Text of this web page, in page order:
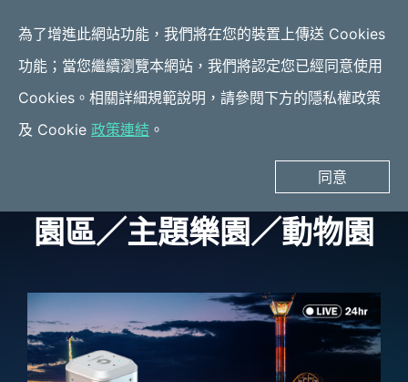
為了增進此網站功能，我們將在您的裝置上傳送 Cookies
功能；當您繼續瀏覽本網站，我們將認定您已經同意使用
Cookies。相關詳細規範說明，請參閱下方的隱私權政策
及 Cookie 政策連結 。
同意
應用案例
園區／主題樂園／動物園
園區／主題樂園／動物園